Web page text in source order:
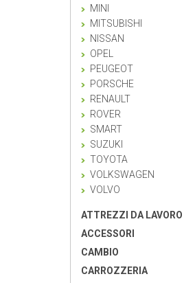
MINI
MITSUBISHI
NISSAN
OPEL
PEUGEOT
PORSCHE
RENAULT
ROVER
SMART
SUZUKI
TOYOTA
VOLKSWAGEN
VOLVO
ATTREZZI DA LAVORO
ACCESSORI
CAMBIO
CARROZZERIA